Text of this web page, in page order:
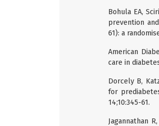
Bohula EA,
prevention
61): a
American
care in
Dorcely B,
for
14;10:345-61.
Jagannathan